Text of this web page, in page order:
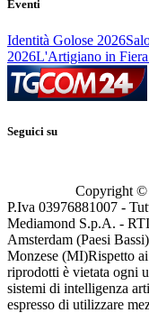
Eventi
Identità Golose 2026
2026L'Artigiano in
Seguici su
Copyright ©
P.Iva 03976881007 -
Mediamond S.p.A. -
Amsterdam (Paesi
Monzese (MI)Rispetto
riprodotti è vietata ogni
sistemi di intelligenza
espresso di utilizzare